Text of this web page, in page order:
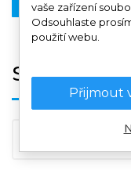
Samsung
vaše zařízení
Odsouhlaste
použití webu.
Přijmout